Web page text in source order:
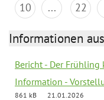
10
... 22
Informationen
Bericht - Der Frühling
Information -
861 kB
21.01.2026